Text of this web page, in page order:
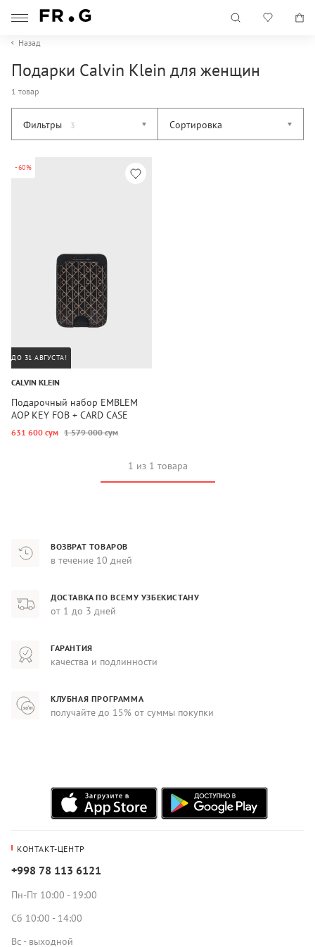
Назад
Подарки Calvin Klein для женщин
1 товар
Фильтры 3 Сортировка
-60%
ДО 31 АВГУСТА!
CALVIN KLEIN
Подарочный набор EMBLEM
AOP KEY FOB + CARD CASE
631 600 сум 1 579 000 сум
1 из 1 товара
ВОЗВРАТ ТОВАРОВ
в течение 10 дней
ДОСТАВКА ПО ВСЕМУ УЗБЕКИСТАНУ
от 1 до 3 дней
ГАРАНТИЯ
качества и подлинности
КЛУБНАЯ ПРОГРАММА
получайте до 15% от суммы покупки
КОНТАКТ-ЦЕНТР
+998 78 113 6121
Пн-Пт 10:00 - 19:00
Сб 10:00 - 14:00
Вс - выходной